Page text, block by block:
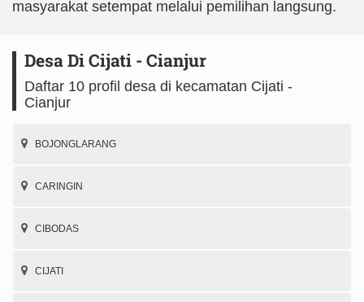
masyarakat setempat melalui pemilihan langsung.
Desa Di Cijati - Cianjur
Daftar 10 profil desa di kecamatan Cijati -
Cianjur
BOJONGLARANG
CARINGIN
CIBODAS
CIJATI